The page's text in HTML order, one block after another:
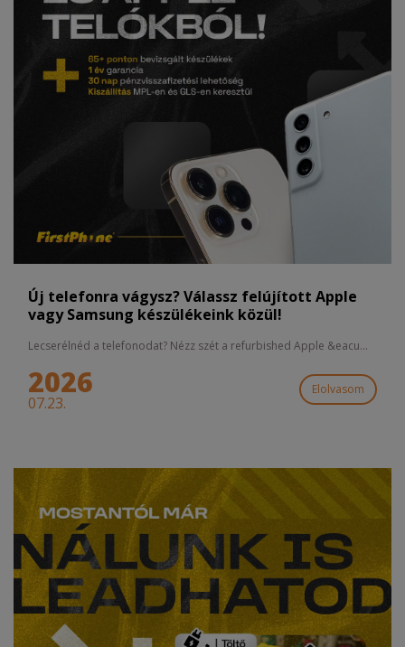
Új telefonra vágysz? Válassz felújított Apple
vagy Samsung készülékeink közül!
Lecserélnéd a telefonodat? Nézz szét a refurbished Apple &eacu...
2026
07.23.
Elolvasom